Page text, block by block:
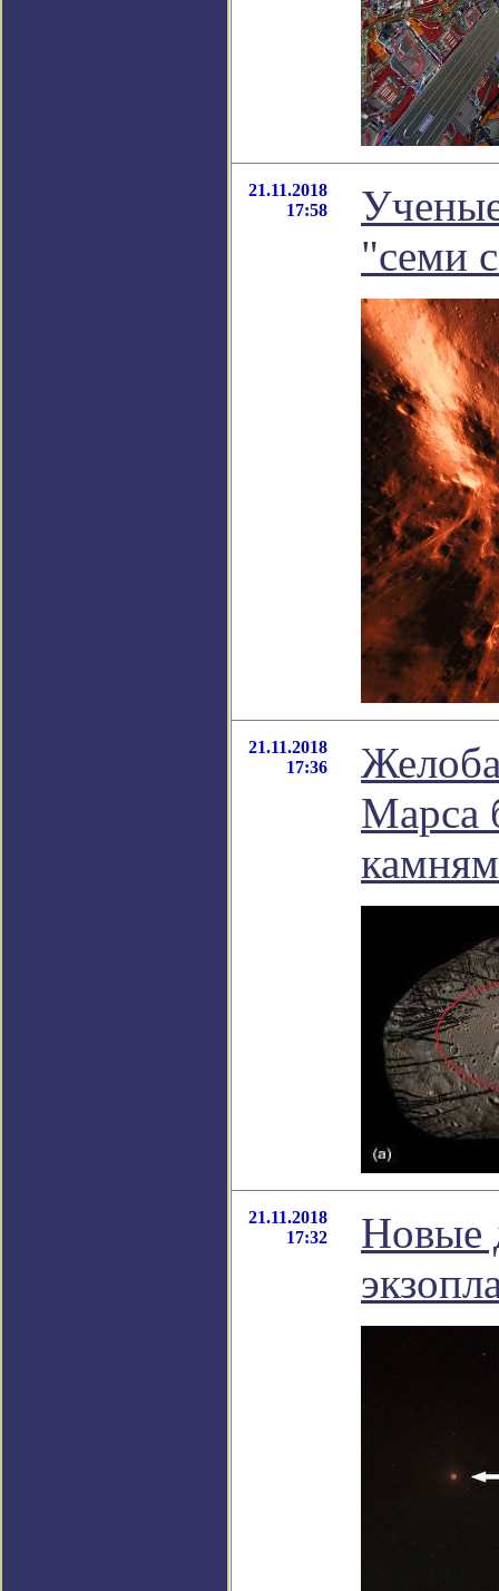
21.11.2018
17:58
"семи
21.11.2018
17:36
Марса
21.11.2018
17:32
Новые